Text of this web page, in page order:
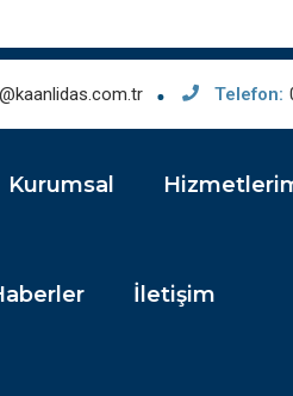
Telefon:
Kurumsal
İletişim